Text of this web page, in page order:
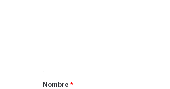
rNombre *